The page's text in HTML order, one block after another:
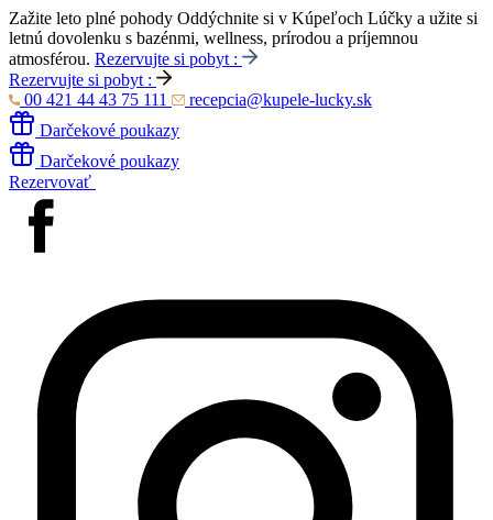
Zažite leto plné pohody Oddýchnite si v Kúpeľoch Lúčky a užite si
letnú dovolenku s bazénmi, wellness, prírodou a príjemnou
atmosférou. Rezervujte si pobyt :
Rezervujte si pobyt :
00 421 44 43 75 111
recepcia@kupele-lucky.sk
Darčekové poukazy
Darčekové poukazy
Rezervovať